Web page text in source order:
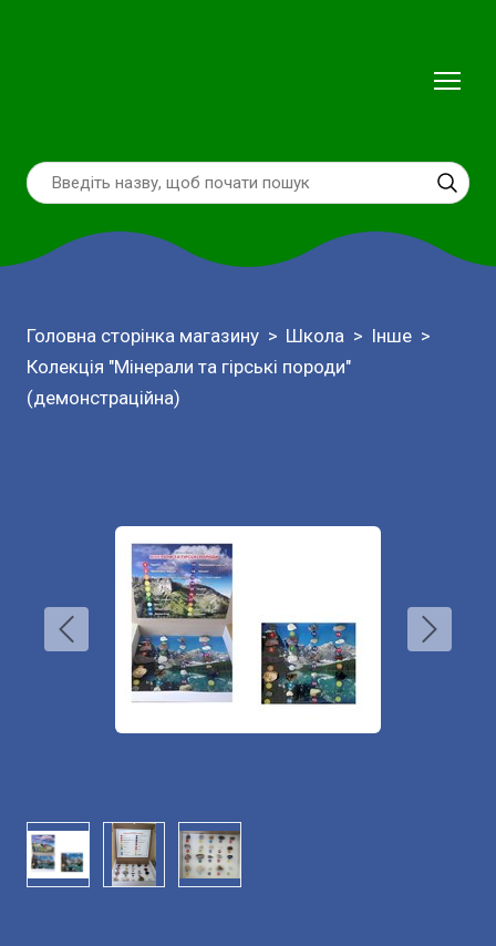
Головна сторінка магазину Школа
Інше
Колекція "Мінерали та гірські породи"
(демонстраційна)